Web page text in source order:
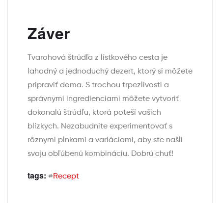
Záver
Tvarohová štrúdľa z lístkového cesta je
lahodný a jednoduchý dezert, ktorý si môžete
pripraviť doma. S trochou trpezlivosti a
správnymi ingredienciami môžete vytvoriť
dokonalú štrúdľu, ktorá poteší vašich
blízkych. Nezabudnite experimentovať s
rôznymi plnkami a variáciami, aby ste našli
svoju obľúbenú kombináciu. Dobrú chuť!
tags: #Recept